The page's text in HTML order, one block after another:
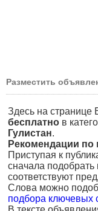
Разместить
Здесь на странице
бесплатно в
Гулистан.
Рекомендации по
Приступая к
сначала
соответствуют
Слова можно
подбора ключевых